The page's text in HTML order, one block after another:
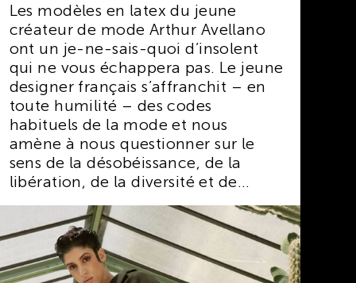
Les modèles en latex du jeune
créateur de mode Arthur Avellano
ont un je-ne-sais-quoi d’insolent
qui ne vous échappera pas. Le jeune
designer français s’affranchit – en
toute humilité – des codes
habituels de la mode et nous
amène à nous questionner sur le
sens de la désobéissance, de la
libération, de la diversité et de
l’éco-responsabilité. Des thèmes en
phase avec notre époque.